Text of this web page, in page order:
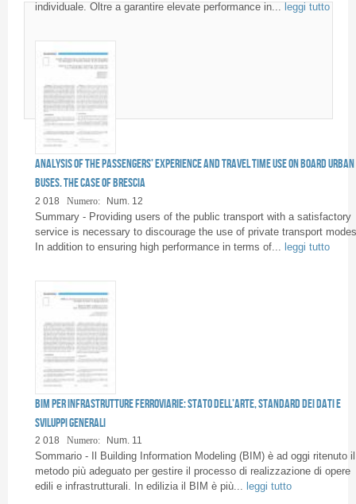
individuale. Oltre a garantire elevate performance in... leggi tutto
Analysis of the passengers’ experience and travel time use on board urban
buses. The case of Brescia
2 018 Numero: Num. 12
Summary - Providing users of the public transport with a satisfactory
service is necessary to discourage the use of private transport
In addition to ensuring high performance in terms of...
leggi tutto
BIM per infrastrutture ferroviarie: stato dell’arte, standard dei dati e
sviluppi generali
2 018 Numero: Num. 11
Sommario - Il Building Information Modeling (BIM) è ad oggi ritenuto il
metodo più adeguato per gestire il processo di realizzazione di opere
edili e infrastrutturali. In edilizia il BIM è più... leggi tutto
Pagine